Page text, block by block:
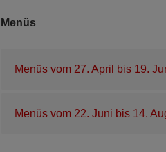
Menüs
Menüs vom 27. April bis 19.
Menüs vom 22. Juni bis 14.